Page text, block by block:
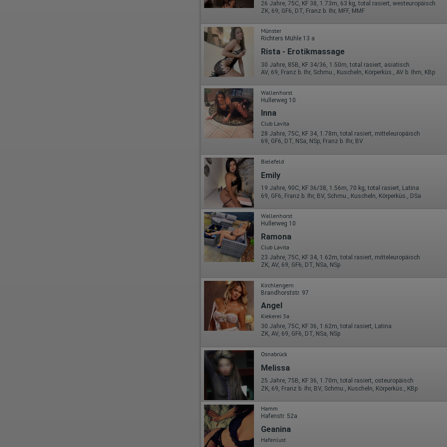
sowie die von dem Browser übermittelte IP-Adresse werden übertragen
Nutzungsprofile der Nutzer erstellt werden. Diese Informationen wird
Google gegebenenfalls auch an Dritte übertragen, sofern dies gesetzlich
vorgeschrieben wird oder, soweit Dritte diese Daten im Auftrag von
Google verarbeiten. Die IP-Adresse der Nutzer wird von Google innerhalb
von Mitgliedstaaten der Europäischen Union oder in anderen
Vertragsstaaten des Abkommens über den Europäischen
Wirtschaftsraum gekürzt, dies bedeutet, dass alle Daten anonym
einen Server von Google in den USA übertragen und dort gekürzt. Die von
dem Browser des Nutzers übermittelte IP-Adresse wird nicht mit anderen
Daten von Google zusammengeführt.
Erhobene Informationen zum Besucherverhalten sind folgende:
Herkunft (Land und Stadt)
Gerät (PC, Tablet-PC oder Smartphone)
Browser und alle verwendeten Add-ons
Auflösung des Computers
Besucherquelle (Facebook, Suchmaschine oder verweisende
Webseite)
Welche Dateien wurden heruntergeladen?
Welche Videos angeschaut?
Wurden Werbebanner angeklickt?
Wohin ging der Besucher? Klickte er auf weitere Seiten des Portals
oder hat er sie komplett verlassen?
Wie lange blieb der Besucher?
Ort der Verarbeitung:
Europäische Union & USA
Hotjar
Wir nutzen Hotjar als Webanalysedient. Es wird verwendet, um Daten
über das Benutzerverhalten zu sammeln. Hotjar kann auch im Rahmen
von Umfragen und Feedbackfunktionen, die auf unserer Website
eingebunden sind, von Ihnen bereitgestellte Informationen verarbeiten.
Herausgeber:
Erhobene Daten:
Datum und Uhrzeit des Besuchs
Gerätetyp
Geografischer Standort
IP-Adresse
Mausbewegungen
Besuchte Seiten
Referrer URL
Bildschirmauflösung
Eindeutige Gerätekennung
Sprachinformationen
26 Jahre, 75C, KF 38, 1.73m, 63 kg, total rasiert, westeuropäisch
ZK, 69, GF6, DT, Franz b. Ihr, MFF, MMF
Münster
Richters Mühle 13 a
Rista - Erotikmassage
30 Jahre, 85B, KF 34/36, 1.50m, total rasiert, asiatisch
AV, 69, Franz b. Ihr, Schmu., Kuscheln, Körperküs., AV b. Ihm, KBp
Wallenhorst
Hullerweg 10
Inna
Club Lavita
28 Jahre, 75C, KF 34, 1.78m, total rasiert, mitteleuropäisch
69, GF6, DT, NSa, NSp, Franz b. Ihr, BV
Bielefeld
Emily
19 Jahre, 90C, KF 36/38, 1.56m, 70 kg, total rasiert, Latina
69, GF6, Franz b. Ihr, BV, Schmu., Kuscheln, Körperküs., DSa
Wallenhorst
Hullerweg 10
Ramona
Club Lavita
23 Jahre, 75C, KF 34, 1.62m, total rasiert, mitteleuropäisch
ZK, AV, 69, GF6, DT, NSa, NSp
Kirchlengern
Brandhorststr. 97
Angel
Kiekerei 3a
30 Jahre, 75C, KF 36, 1.62m, total rasiert, Latina
ZK, AV, 69, GF6, DT, NSa, NSp
Osnabrück
Melissa
25 Jahre, 75B, KF 36, 1.70m, total rasiert, osteuropäisch
ZK, 69, Franz b. Ihr, BV, Schmu., Kuscheln, Körperküs., KBp
Hamm
Hafenstr. 52a
Geanina
Hafenlust